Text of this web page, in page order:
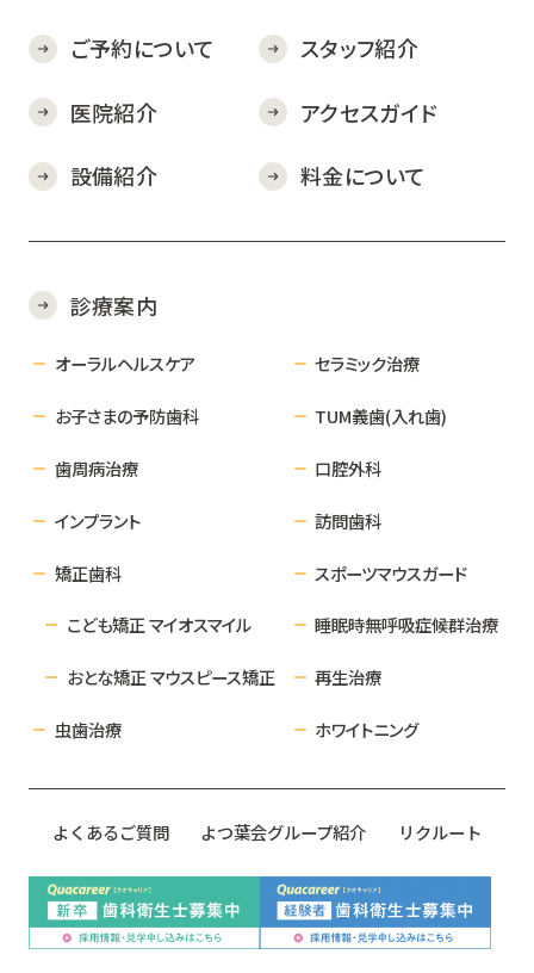
ご予約について
医院紹介
設備紹介
スタッフ紹介
アクセスガイド
料金について
診療案内
オーラルヘルスケア
お子さまの予防歯科
歯周病治療
インプラント
矯正歯科
こども矯正 マイオスマイル
おとな矯正 マウスピース矯正
虫歯治療
セラミック治療
TUM義歯(入れ歯)
口腔外科
訪問歯科
スポーツマウスガード
睡眠時無呼吸症候群治療
再生治療
ホワイトニング
よくあるご質問 よつ葉会グループ紹介 リクルート